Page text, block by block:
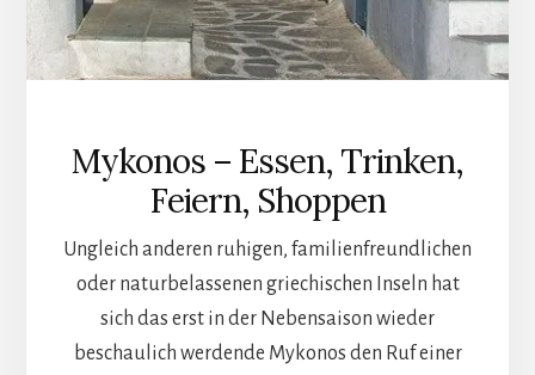
Mykonos – Essen, Trinken,
Feiern, Shoppen
Ungleich anderen ruhigen, familienfreundlichen
oder naturbelassenen griechischen Inseln hat
sich das erst in der Nebensaison wieder
beschaulich werdende Mykonos den Ruf einer